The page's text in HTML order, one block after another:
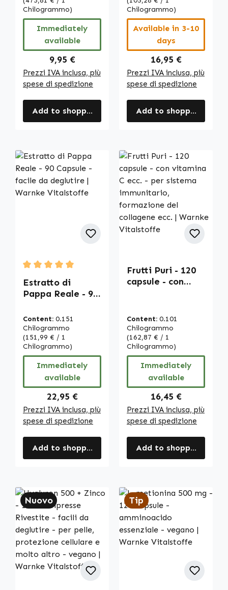
vegano | Warnke
Vitalstoffe
Chilogrammo)
Immediately
available
Regular price:
9,95 €
Prezzi IVA inclusa, più
spese di spedizione
Add to shopping cart
immunitario, la
pelle e molto
altro | Warnke
Vitalstoffe
Chilogrammo)
Available in 3-10
days
Regular price:
16,95 €
Prezzi IVA inclusa, più
spese di spedizione
Add to shopping cart
Average rating of 5 out of 5 stars
Estratto di
Pappa Reale - 90
da deglutire |
Warnke
Vitalstoffe
Content: 0.151
Chilogrammo
(151,99 € / 1
Chilogrammo)
Immediately
available
Regular price:
22,95 €
Prezzi IVA inclusa, più
spese di spedizione
Add to shopping cart
Frutti Puri - 120
capsule - con
immunitario,
formazione del
collagene ecc. |
Warnke
Vitalstoffe
Content: 0.101
Chilogrammo
(162,87 € / 1
Chilogrammo)
Immediately
available
Regular price:
16,45 €
Prezzi IVA inclusa, più
spese di spedizione
Add to shopping cart
Nuovo Tip